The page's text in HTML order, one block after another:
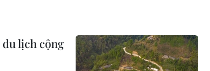
lịch cộng